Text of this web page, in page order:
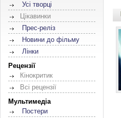
Усі творці
Цікавинки
Прес-реліз
Новини до фільму
Лінки
Рецензії
Кінокритик
Всі рецензії
Мультимедіа
Постери